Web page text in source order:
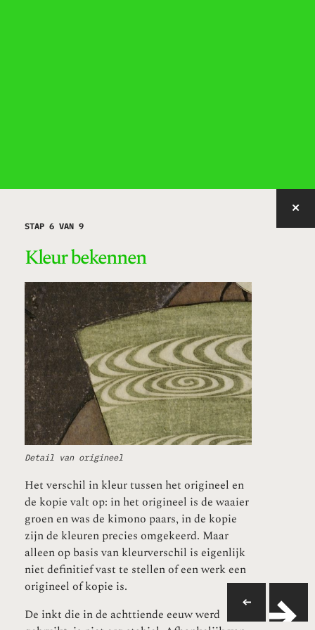
STAP 6 VAN 9
Kleur bekennen
Detail van origineel
Het verschil in kleur tussen het origineel en
de kopie valt op: in het origineel is de waaier
groen en was de kimono paars, in de kopie
zijn de kleuren precies omgekeerd. Maar
alleen op basis van kleurverschil is eigenlijk
niet definitief vast te stellen of een werk een
origineel of kopie is.
De inkt die in de achttiende eeuw werd